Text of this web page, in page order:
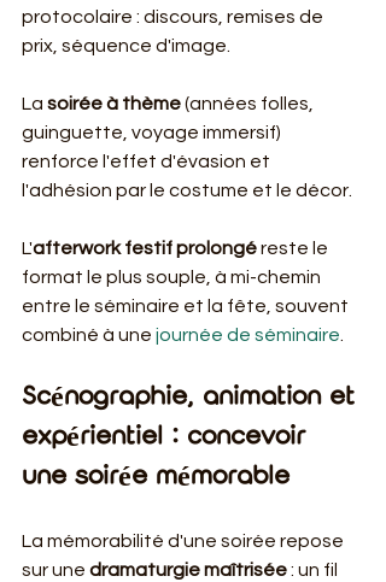
protocolaire : discours, remises de
prix, séquence d'image.
La soirée à thème (années folles,
guinguette, voyage immersif)
renforce l'effet d'évasion et
l'adhésion par le costume et le décor.
L'afterwork festif prolongé reste le
format le plus souple, à mi-chemin
entre le séminaire et la fête, souvent
combiné à une journée de séminaire.
Scénographie, animation et
expérientiel : concevoir
une soirée mémorable
La mémorabilité d'une soirée repose
sur une dramaturgie maîtrisée : un fil